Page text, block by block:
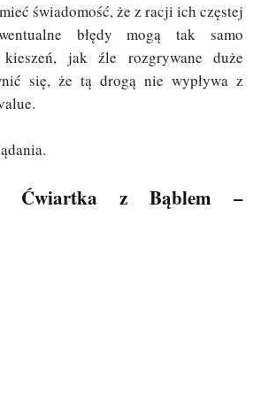
świadomość, że z racji ich częstej
błędy mogą tak samo
kieszeń, jak źle rozgrywane duże
się, że tą drogą nie wypływa z
Ćwiartka z Bąblem –